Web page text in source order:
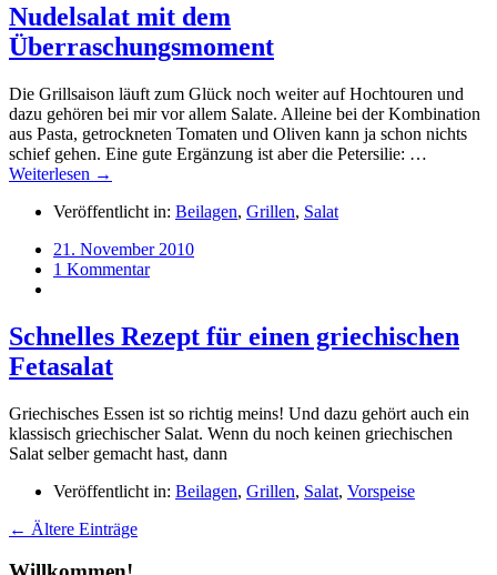
Nudelsalat mit dem
Überraschungsmoment
Die Grillsaison läuft zum Glück noch weiter auf Hochtouren und
dazu gehören bei mir vor allem Salate. Alleine bei der Kombination
aus Pasta, getrockneten Tomaten und Oliven kann ja schon nichts
schief gehen. Eine gute Ergänzung ist aber die Petersilie: …
Weiterlesen →
Veröffentlicht in: Beilagen, Grillen, Salat
21. November 2010
1 Kommentar
Schnelles Rezept für einen griechischen
Fetasalat
Griechisches Essen ist so richtig meins! Und dazu gehört auch ein
klassisch griechischer Salat. Wenn du noch keinen griechischen
Salat selber gemacht hast, dann
Veröffentlicht in: Beilagen, Grillen, Salat, Vorspeise
← Ältere Einträge